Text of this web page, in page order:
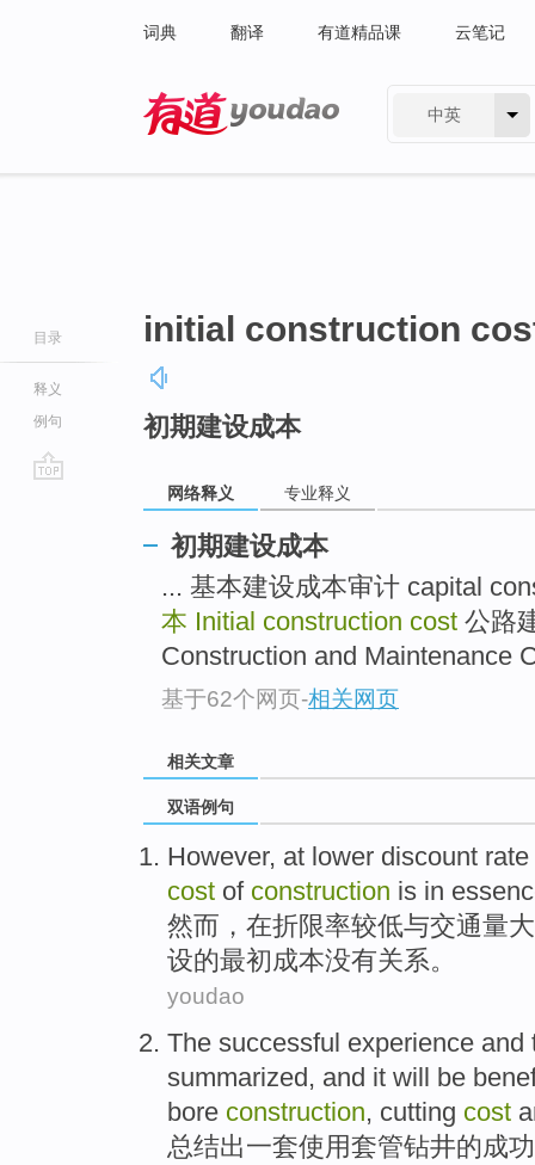
词典 翻译 有道精品课 云笔记
中英
目录
释义
例句
initial construction
初期建设成本
网络释义 专业释义
初期建设成本
... 基本建设成本审计 capital
本 Initial construction cost 公路
Construction and Maintenance
基于62个网页-相关网页
相关文章
双语例句
However, at lower discount rate
cost of construction is in
然而 ， 在折限率较低与交通量大
设的最初成本没有关系。
youdao
The successful experience and
summarized, and it will be
bore construction, cutting cost
总结出一套使用套管钻井的成功